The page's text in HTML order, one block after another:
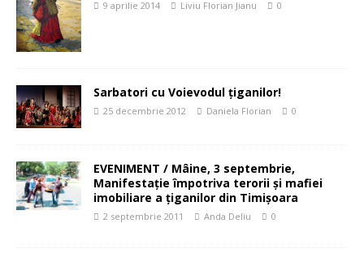
9 aprilie 2014 Liviu Florian Jianu 0
Sarbatori cu Voievodul ţiganilor!
25 decembrie 2012 Daniela Florian 0
EVENIMENT / Mâine, 3 septembrie,
Manifestație împotriva terorii și mafiei
imobiliare a țiganilor din Timișoara
2 septembrie 2011 Anda Deliu 0